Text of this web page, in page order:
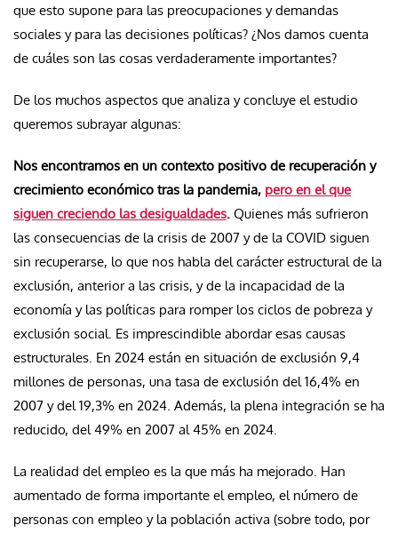
que esto supone para las preocupaciones y demandas
sociales y para las decisiones políticas? ¿Nos damos cuenta
de cuáles son las cosas verdaderamente importantes?
De los muchos aspectos que analiza y concluye el estudio
queremos subrayar algunas:
Nos encontramos en un contexto positivo de recuperación y
crecimiento económico tras la pandemia, pero en el que
siguen creciendo las desigualdades. Quienes más sufrieron
las consecuencias de la crisis de 2007 y de la COVID siguen
sin recuperarse, lo que nos habla del carácter estructural de la
exclusión, anterior a las crisis, y de la incapacidad de la
economía y las políticas para romper los ciclos de pobreza y
exclusión social. Es imprescindible abordar esas causas
estructurales. En 2024 están en situación de exclusión 9,4
millones de personas, una tasa de exclusión del 16,4% en
2007 y del 19,3% en 2024. Además, la plena integración se ha
reducido, del 49% en 2007 al 45% en 2024.
La realidad del empleo es la que más ha mejorado. Han
aumentado de forma importante el empleo, el número de
personas con empleo y la población activa (sobre todo, por